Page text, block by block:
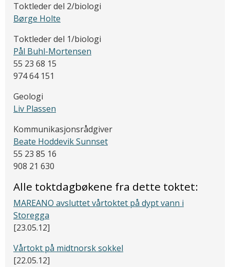
Toktleder del 2/biologi
Børge Holte
Toktleder del 1/biologi
Pål Buhl-Mortensen
55 23 68 15
974 64 151
Geologi
Liv Plassen
Kommunikasjonsrådgiver
Beate Hoddevik Sunnset
55 23 85 16
908 21 630
Alle toktdagbøkene fra dette toktet:
MAREANO avsluttet vårtoktet på dypt vann i
Storegga
[23.05.12]
Vårtokt på midtnorsk sokkel
[22.05.12]